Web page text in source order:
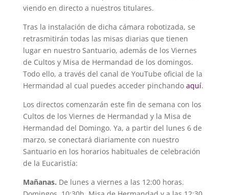
viendo en directo a nuestros titulares.
Tras la instalación de dicha cámara robotizada, se
retrasmitirán todas las misas diarias que tienen
lugar en nuestro Santuario, además de los Viernes
de Cultos y Misa de Hermandad de los domingos.
Todo ello, a través del canal de YouTube oficial de la
Hermandad al cual puedes acceder pinchandoaquí.
Los directos comenzarán este fin de semana con los
Cultos de los Viernes de Hermandad y la Misa de
Hermandad del Domingo. Ya, a partir del lunes 6 de
marzo, se conectará diariamente con nuestro
Santuario en los horarios habituales de celebración
de la Eucaristía:
Mañanas. De lunes a viernes a las 12:00 horas.